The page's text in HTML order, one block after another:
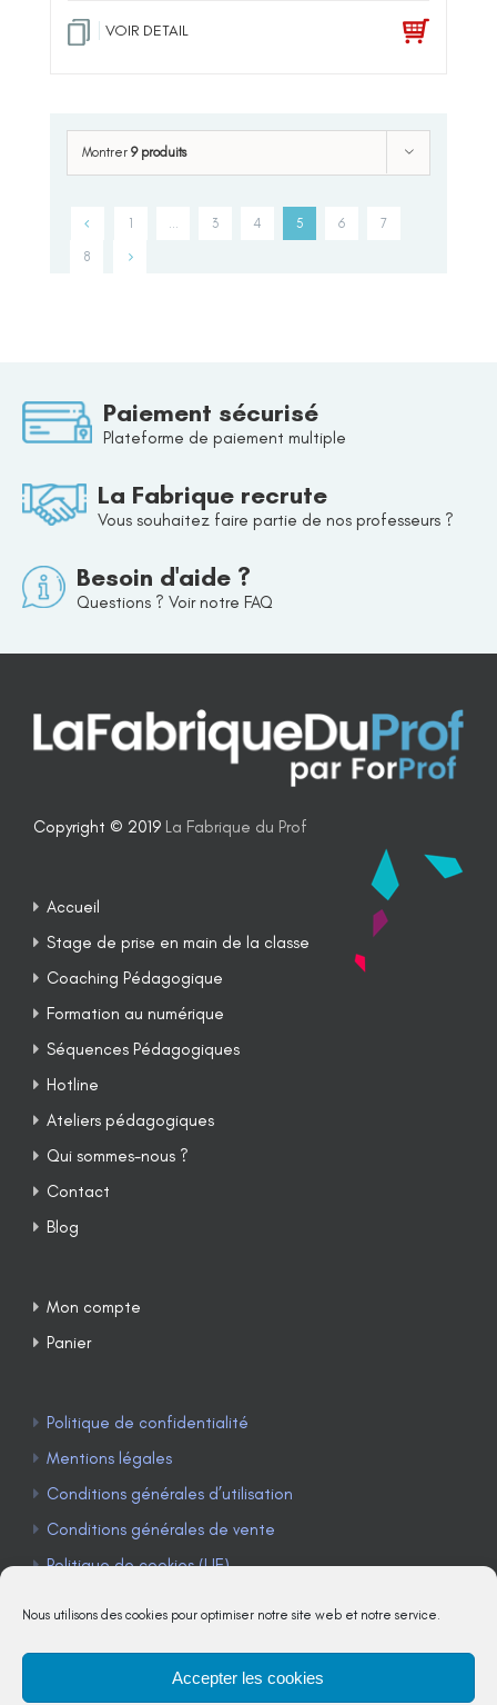
Nous utilisons des cookies pour optimiser notre site web et notre service.
Accepter les cookies
VOIR DETAIL
Montrer 9 produits
1 3 4 5 6 7
8
Paiement sécurisé
Plateforme de paiement multiple
La Fabrique recrute
Vous souhaitez faire partie de nos professeurs ?
Besoin d'aide ?
Questions ? Voir notre FAQ
Copyright © 2019 La Fabrique du Prof
Accueil
Stage de prise en main de la classe
Coaching Pédagogique
Formation au numérique
Séquences Pédagogiques
Hotline
Ateliers pédagogiques
Qui sommes-nous ?
Contact
Blog
Mon compte
Panier
Politique de confidentialité
Mentions légales
Conditions générales d’utilisation
Conditions générales de vente
Politique de cookies (UE)